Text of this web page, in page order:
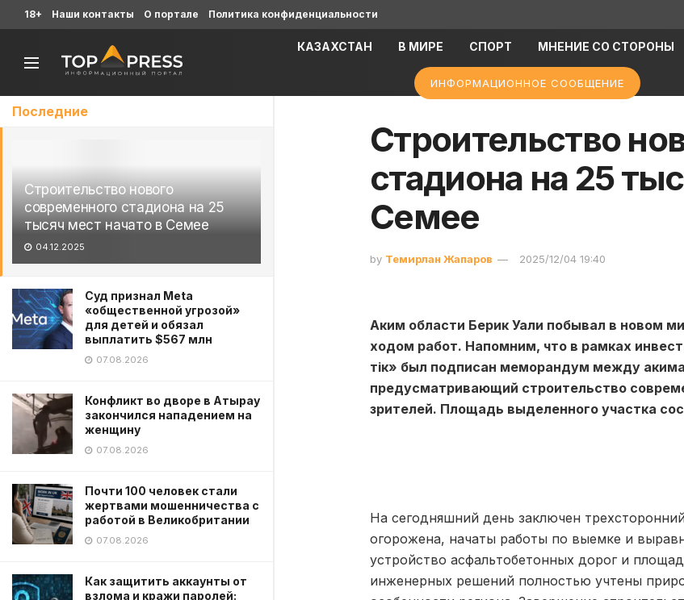
Последние
Строительство нового
современного стадиона на 25
тысяч мест начато в Семее
04.12.2025
Суд признал Meta
«общественной угрозой»
для детей и обязал
выплатить $567 млн
07.08.2026
Конфликт во дворе в Атырау
закончился нападением на
женщину
07.08.2026
Почти 100 человек стали
жертвами мошенничества с
работой в Великобритании
07.08.2026
Как защитить аккаунты от
взлома и кражи паролей:
18+ Наши контакты О портале Политика конфиденциальности
КАЗАХСТАН В МИРЕ СПОРТ МНЕНИЕ СО СТОРОНЫ
ИНФОРМАЦИОННОЕ СООБЩЕНИЕ
Строительство
стадиона на 25
Семее
by Темирлан Жапаров 2025/12/04 19:40
Аким области Берик Уали побывал в новом
ходом работ. Напомним, что в рамках
тік» был подписан меморандум между
предусматривающий строительство
зрителей. Площадь выделенного участка
На сегодняшний день заключен
огорожена, начаты работы по выемке и
устройство асфальтобетонных дорог и
инженерных решений полностью учтены